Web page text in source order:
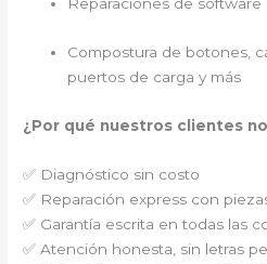
Reparaciones de software
Compostura de botones,
puertos de carga y más
¿Por qué nuestros clientes
✅ Diagnóstico sin costo
✅ Reparación express con
✅ Garantía escrita en todas las
✅ Atención honesta, sin letras